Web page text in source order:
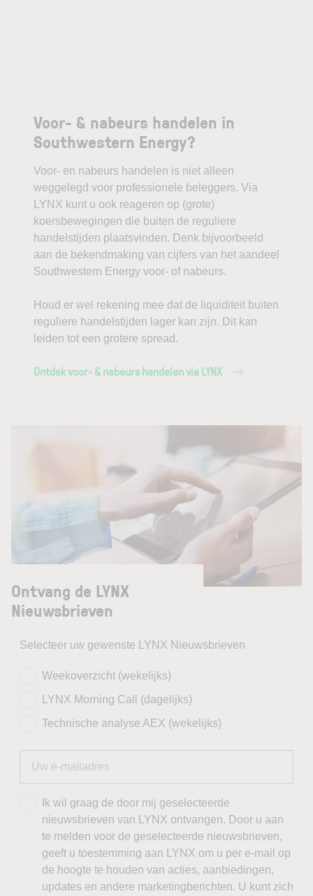
Voor- & nabeurs handelen in
Southwestern Energy?
Voor- en nabeurs handelen is niet alleen
weggelegd voor professionele beleggers. Via
LYNX kunt u ook reageren op (grote)
koersbewegingen die buiten de reguliere
handelstijden plaatsvinden. Denk bijvoorbeeld
aan de bekendmaking van cijfers van het aandeel
Southwestern Energy voor- of nabeurs.
Houd er wel rekening mee dat de liquiditeit buiten
reguliere handelstijden lager kan zijn. Dit kan
leiden tot een grotere spread.
Ontdek voor- & nabeurs handelen via LYNX
Ontvang de LYNX
Nieuwsbrieven
Selecteer uw gewenste LYNX Nieuwsbrieven
Weekoverzicht (wekelijks)
LYNX Morning Call (dagelijks)
Technische analyse AEX (wekelijks)
Ik wil graag de door mij geselecteerde
nieuwsbrieven van LYNX ontvangen. Door u aan
te melden voor de geselecteerde nieuwsbrieven,
geeft u toestemming aan LYNX om u per e-mail op
de hoogte te houden van acties, aanbiedingen,
updates en andere marketingberichten. U kunt zich